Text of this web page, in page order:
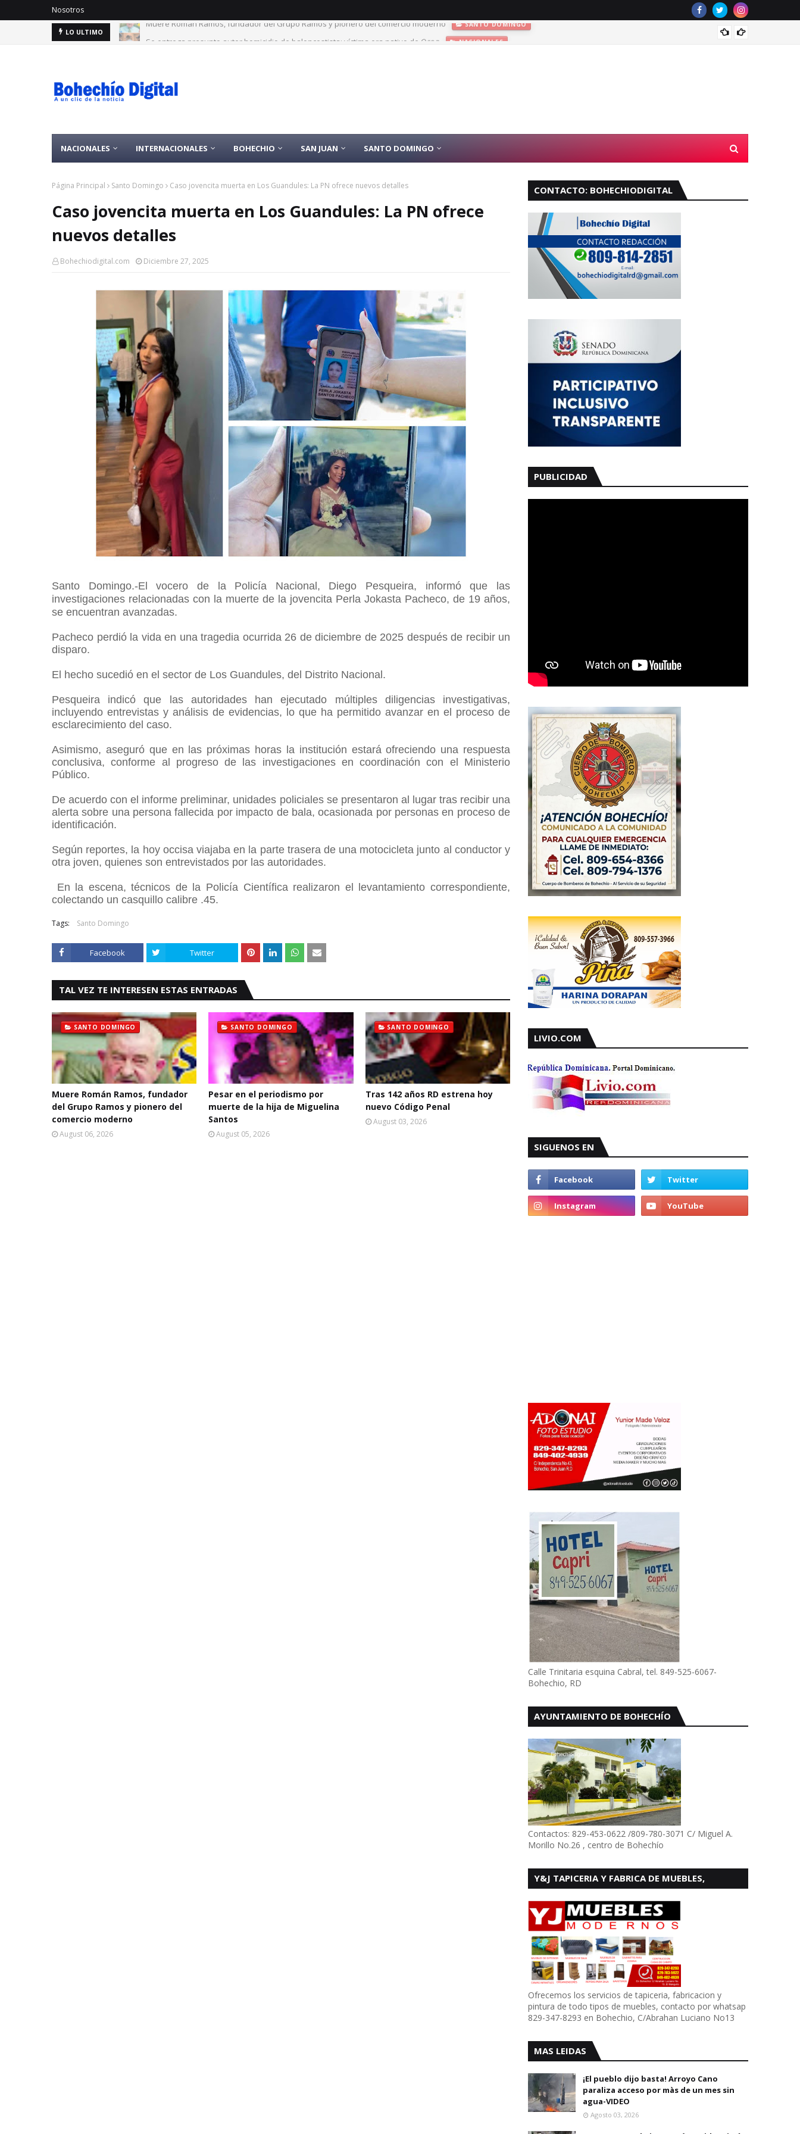
Nosotros
LO ULTIMO Se entrega presunto autor homicidio de baloncestista; víctima era nativo de Ocoa NACIONALES
NACIONALES INTERNACIONALES BOHECHIO SAN JUAN SANTO DOMINGO
Página Principal Santo Domingo Caso jovencita muerta en Los Guandules: La PN ofrece nuevos detalles
Caso jovencita muerta en Los Guandules: La PN ofrece
nuevos detalles
Bohechiodigital.com Diciembre 27, 2025
Santo Domingo.-El vocero de la Policía Nacional, Diego Pesqueira, informó que las
investigaciones relacionadas con la muerte de la jovencita Perla Jokasta Pacheco, de 19 años,
se encuentran avanzadas.
Pacheco perdió la vida en una tragedia ocurrida 26 de diciembre de 2025 después de recibir un
disparo.
El hecho sucedió en el sector de Los Guandules, del Distrito Nacional.
Pesqueira indicó que las autoridades han ejecutado múltiples diligencias investigativas,
incluyendo entrevistas y análisis de evidencias, lo que ha permitido avanzar en el proceso de
esclarecimiento del caso.
Asimismo, aseguró que en las próximas horas la institución estará ofreciendo una respuesta
conclusiva, conforme al progreso de las investigaciones en coordinación con el Ministerio
Público.
De acuerdo con el informe preliminar, unidades policiales se presentaron al lugar tras recibir una
alerta sobre una persona fallecida por impacto de bala, ocasionada por personas en proceso de
identificación.
Según reportes, la hoy occisa viajaba en la parte trasera de una motocicleta junto al conductor y
otra joven, quienes son entrevistados por las autoridades.
En la escena, técnicos de la Policía Científica realizaron el levantamiento correspondiente,
colectando un casquillo calibre .45.
Tags: Santo Domingo
Facebook Twitter
TAL VEZ TE INTERESEN ESTAS ENTRADAS
SANTO DOMINGO
Muere Román Ramos, fundador
del Grupo Ramos y pionero del
comercio moderno
August 06, 2026
SANTO DOMINGO
Pesar en el periodismo por
muerte de la hija de Miguelina
Santos
August 05, 2026
SANTO DOMINGO
Tras 142 años RD estrena hoy
nuevo Código Penal
August 03, 2026
CONTACTO: BOHECHIODIGITAL
PUBLICIDAD
LIVIO.COM
SIGUENOS EN
Calle Trinitaria esquina Cabral, tel. 849-525-6067-
Bohechio, RD
AYUNTAMIENTO DE BOHECHÍO
Contactos: 829-453-0622 /809-780-3071 C/ Miguel A.
Morillo No.26 , centro de Bohechío
Y&J TAPICERIA Y FABRICA DE MUEBLES,
Ofrecemos los servicios de tapiceria, fabricacion y
pintura de todo tipos de muebles, contacto por whatsap
829-347-8293 en Bohechio, C/Abrahan Luciano No13
MAS LEIDAS
¡El pueblo dijo basta! Arroyo Cano
paraliza acceso por màs de un mes sin
agua-VIDEO
Agosto 03, 2026